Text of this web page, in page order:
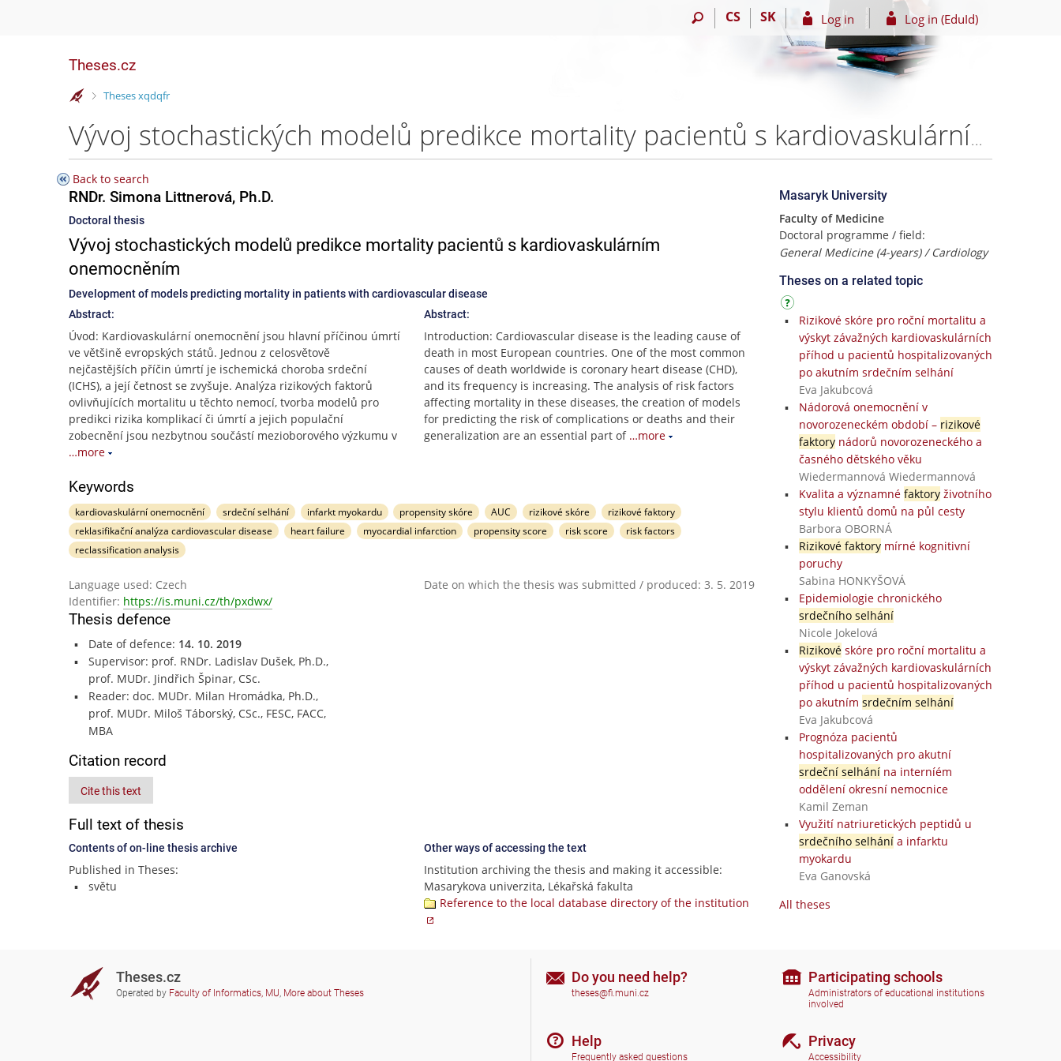
CS SK Log in Log in (EduId)
Theses.cz
>
Theses xqdqfr
Vývoj stochastických modelů predikce mortality pacientů s kardiovaskulárním onemocněním – RNDr. Simona Littnerová, Ph.D.
Back to search
RNDr. Simona Littnerová, Ph.D.
Doctoral thesis
Vývoj stochastických modelů predikce mortality pacientů s kardiovaskulárním
onemocněním
Development of models predicting mortality in patients with cardiovascular disease
Abstract:
Úvod: Kardiovaskulární onemocnění jsou hlavní příčinou úmrtí
ve většině evropských států. Jednou z celosvětově
nejčastějších příčin úmrtí je ischemická choroba srdeční
(ICHS), a její četnost se zvyšuje. Analýza rizikových faktorů
ovlivňujících mortalitu u těchto nemocí, tvorba modelů pro
predikci rizika komplikací či úmrtí a jejich populační
zobecnění jsou nezbytnou součástí mezioborového výzkumu v
…more
Abstract:
Introduction: Cardiovascular disease is the leading cause of
death in most European countries. One of the most common
causes of death worldwide is coronary heart disease (CHD),
and its frequency is increasing. The analysis of risk factors
affecting mortality in these diseases, the creation of models
for predicting the risk of complications or deaths and their
generalization are an essential part of …more
Keywords
kardiovaskulární onemocnění srdeční selhání infarkt myokardu propensity skóre AUC rizikové skóre
rizikové faktory
reklasifikační analýza cardiovascular disease
heart failure myocardial infarction propensity score risk score
risk factors
reclassification analysis
Language used: Czech
Date on which the thesis was submitted / produced: 3. 5. 2019
Identifier: https://is.muni.cz/th/pxdwx/
Thesis defence
Date of defence: 14. 10. 2019
Supervisor: prof. RNDr. Ladislav Dušek, Ph.D.,
prof. MUDr. Jindřich Špinar, CSc.
Reader: doc. MUDr. Milan Hromádka, Ph.D.,
prof. MUDr. Miloš Táborský, CSc., FESC, FACC,
MBA
Citation record
Cite this text
Full text of thesis
Contents of on-line thesis archive
Published in Theses:
světu
Other ways of accessing the text
Institution archiving the thesis and making it accessible:
Masarykova univerzita, Lékařská fakulta
Reference to the local database directory of the institution
Masaryk University
Faculty of Medicine
Doctoral programme / field:
General Medicine (4-years) / Cardiology
Theses on a related topic
Rizikové skóre pro roční mortalitu a
výskyt závažných kardiovaskulárních
příhod u pacientů hospitalizovaných
po akutním srdečním selhání
Eva Jakubcová
Nádorová onemocnění v
novorozeneckém období – rizikové
faktorynádorů novorozeneckého a
časného dětského věku
Wiedermannová Wiedermannová
Kvalita a významné faktoryživotního
stylu klientů domů na půl cesty
Barbora OBORNÁ
Rizikové faktorymírné kognitivní
poruchy
Sabina HONKYŠOVÁ
Epidemiologie chronického
srdečního selhání
Nicole Jokelová
Rizikovéskóre pro roční mortalitu a
výskyt závažných kardiovaskulárních
příhod u pacientů hospitalizovaných
po akutním srdečním selhání
Eva Jakubcová
Prognóza pacientů
hospitalizovaných pro akutní
srdeční selhánína interníém
oddělení okresní nemocnice
Kamil Zeman
Využití natriuretických peptidů u
srdečního selhánía infarktu
myokardu
Eva Ganovská
All theses
Theses.cz
Operated by Faculty of Informatics, MU, More about Theses
Do you need help?
theses@fi.muni.cz
Help
Frequently asked questions
Participating schools
Administrators of educational institutions
involved
Privacy
Accessibility